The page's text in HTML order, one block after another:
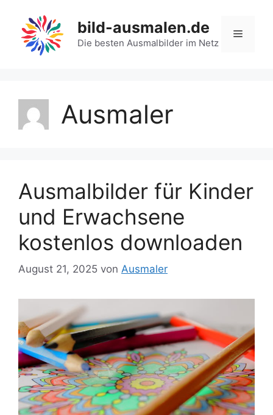
Inhalt
springen
bild-ausmalen.de
Die besten Ausmalbilder im Netz
Menü
Ausmaler
Ausmalbilder für Kinder
und Erwachsene
kostenlos downloaden
August 21, 2025 von Ausmaler